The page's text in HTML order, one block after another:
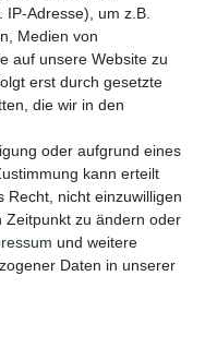
Adresse), um z.B.
Medien von
auf unsere Website zu
erst durch gesetzte
die wir in den
oder aufgrund eines
kann erteilt
Recht, nicht einzuwilligen
Zeitpunkt zu ändern oder
und weitere
Daten in unserer